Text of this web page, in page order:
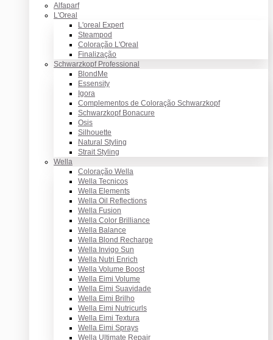
Alfaparf
L'Oreal
L'oreal Expert
Steampod
Coloração L'Oreal
Finalização
Schwarzkopf Professional
BlondMe
Essensity
Igora
Complementos de Coloração Schwarzkopf
Schwarzkopf Bonacure
Osis
Silhouette
Natural Styling
Strait Styling
Wella
Coloração Wella
Wella Tecnicos
Wella Elements
Wella Oil Reflections
Wella Fusion
Wella Color Brilliance
Wella Balance
Wella Blond Recharge
Wella Invigo Sun
Wella Nutri Enrich
Wella Volume Boost
Wella Eimi Volume
Wella Eimi Suavidade
Wella Eimi Brilho
Wella Eimi Nutricurls
Wella Eimi Textura
Wella Eimi Sprays
Wella Ultimate Repair